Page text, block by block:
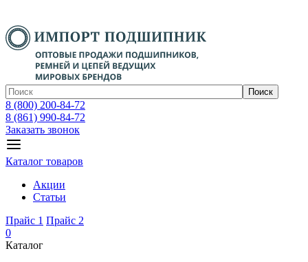
Поиск
8 (800) 200-84-72
8 (861) 990-84-72
Заказать звонок
Каталог товаров
Акции
Статьи
Прайс 1 Прайс 2
0
Каталог